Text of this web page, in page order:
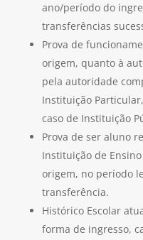
ano/período do
transferências
Prova de
origem, quanto à
pela autoridade
Instituição
caso de Instituição
Prova de ser aluno
Instituição de
origem, no período
transferência.
Histórico Escolar
forma de ingresso,